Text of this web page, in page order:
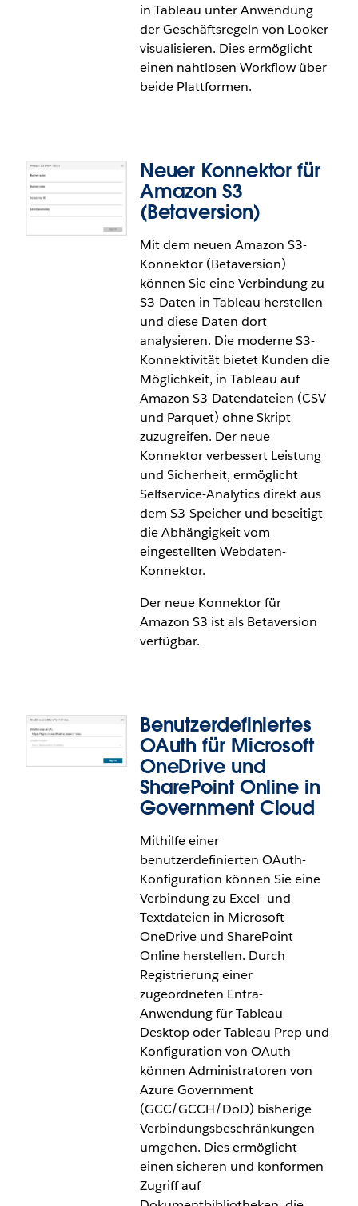
Der REST API-Konnektor ist in Tableau Server,
Tableau Desktop und Tableau Prep allgemein
verfügbar.. Demnächst in Tableau Cloud.
in Tableau unter Anwendung
der Geschäftsregeln von Looker
visualisieren. Dies ermöglicht
einen nahtlosen Workflow über
beide Plattformen.
Google Looker-Konnektor
Kombinieren Sie die robuste Datenmodellierung
von Google Looker mit der branchenführenden
Visualisierungsfunktion von Tableau. Unternehmen
haben nun die Möglichkeit, in Tableau im
Handumdrehen auf ihre kontrollierten Looker-
Daten zuzugreifen. Es ist kein manueller Export
mehr erforderlich. Geschäftsanalysen können so
vordefinierte Daten in Tableau unter Anwendung
der Geschäftsregeln von Looker visualisieren. Dies
ermöglicht einen nahtlosen Workflow über beide
Der Google Looker-Konnektor ist in Tableau Cloud,
Tableau Desktop und Tableau Prep allgemein
Neuer Konnektor für
Amazon S3
(Betaversion)
Mit dem neuen Amazon S3-
Konnektor (Betaversion)
können Sie eine Verbindung zu
S3-Daten in Tableau herstellen
und diese Daten dort
analysieren. Die moderne S3-
Konnektivität bietet Kunden die
Möglichkeit, in Tableau auf
Amazon S3-Datendateien (CSV
und Parquet) ohne Skript
zuzugreifen. Der neue
Konnektor verbessert Leistung
und Sicherheit, ermöglicht
Selfservice-Analytics direkt aus
dem S3-Speicher und beseitigt
die Abhängigkeit vom
eingestellten Webdaten-
Konnektor.
Der neue Konnektor für
Amazon S3 ist als Betaversion
verfügbar.
Neuer Konnektor für Amazon S3
Mit dem neuen Amazon S3-Konnektor
(Betaversion) können Sie eine Verbindung zu S3-
Daten in Tableau herstellen und diese Daten dort
analysieren. Die moderne S3-Konnektivität bietet
Kunden die Möglichkeit, in Tableau auf Amazon
S3-Datendateien (CSV und Parquet) ohne Skript
zuzugreifen. Der neue Konnektor verbessert
Leistung und Sicherheit, ermöglicht Selfservice-
Analytics direkt aus dem S3-Speicher und beseitigt
die Abhängigkeit vom eingestellten Webdaten-
Der neue Konnektor für Amazon S3 ist als
Betaversion verfügbar.
Benutzerdefiniertes
OAuth für Microsoft
OneDrive und
SharePoint Online in
Government Cloud
Mithilfe einer
benutzerdefinierten OAuth-
Konfiguration können Sie eine
Verbindung zu Excel- und
Textdateien in Microsoft
OneDrive und SharePoint
Online herstellen. Durch
Registrierung einer
zugeordneten Entra-
Anwendung für Tableau
Desktop oder Tableau Prep und
Konfiguration von OAuth
können Administratoren von
Azure Government
(GCC/GCCH/DoD) bisherige
Verbindungsbeschränkungen
umgehen. Dies ermöglicht
einen sicheren und konformen
Zugriff auf